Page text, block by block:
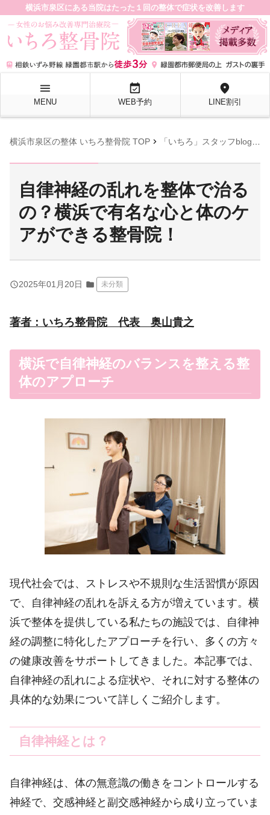
横浜市泉区にある当院はたった１回の整体で症状を改善します
menu
MENU
event_available
WEB予約
location_on
LINE割引
横浜市泉区の整体 いちろ整骨院 TOP chevron_right 「いちろ」スタッフblog
自律神経の乱れを整体で治る
の？横浜で有名な心と体のケ
アができる整骨院！
query_builder2025年01月20日 folder 未分類
著者：いちろ整骨院 代表 奥山貴之
横浜で自律神経のバランスを整える整
体のアプローチ
現代社会では、ストレスや不規則な生活習慣が原因
で、自律神経の乱れを訴える方が増えています。横
浜で整体を提供している私たちの施設では、自律神
経の調整に特化したアプローチを行い、多くの方々
の健康改善をサポートしてきました。本記事では、
自律神経の乱れによる症状や、それに対する整体の
具体的な効果について詳しくご紹介します。
自律神経とは？
自律神経は、体の無意識の働きをコントロールする
神経で、交感神経と副交感神経から成り立っていま